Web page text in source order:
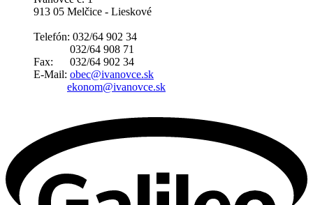
913 05 Melčice - Lieskové
Telefón: 032/64 902 34
032/64 908 71
Fax: 032/64 902 34
E-Mail: obec@ivanovce.sk
ekonom@ivanovce.sk